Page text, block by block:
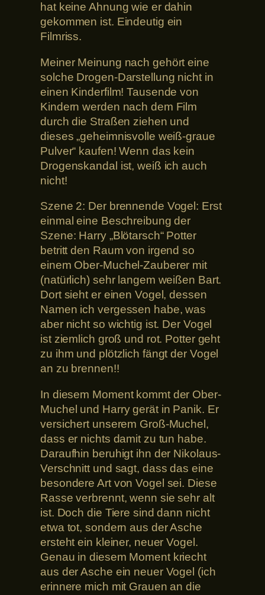
hat keine Ahnung wie er dahin
gekommen ist. Eindeutig ein
Filmriss.
Meiner Meinung nach gehört eine
solche Drogen-Darstellung nicht in
einen Kinderfilm! Tausende von
Kindern werden nach dem Film
durch die Straßen ziehen und
dieses „geheimnisvolle weiß-graue
Pulver“ kaufen! Wenn das kein
Drogenskandal ist, weiß ich auch
nicht!
Szene 2: Der brennende Vogel: Erst
einmal eine Beschreibung der
Szene: Harry „Blötarsch“ Potter
betritt den Raum von irgend so
einem Ober-Muchel-Zauberer mit
(natürlich) sehr langem weißen Bart.
Dort sieht er einen Vogel, dessen
Namen ich vergessen habe, was
aber nicht so wichtig ist. Der Vogel
ist ziemlich groß und rot. Potter geht
zu ihm und plötzlich fängt der Vogel
an zu brennen!!
In diesem Moment kommt der Ober-
Muchel und Harry gerät in Panik. Er
versichert unserem Groß-Muchel,
dass er nichts damit zu tun habe.
Daraufhin beruhigt ihn der Nikolaus-
Verschnitt und sagt, dass das eine
besondere Art von Vogel sei. Diese
Rasse verbrennt, wenn sie sehr alt
ist. Doch die Tiere sind dann nicht
etwa tot, sondern aus der Asche
ersteht ein kleiner, neuer Vogel.
Genau in diesem Moment kriecht
aus der Asche ein neuer Vogel (ich
erinnere mich mit Grauen an die